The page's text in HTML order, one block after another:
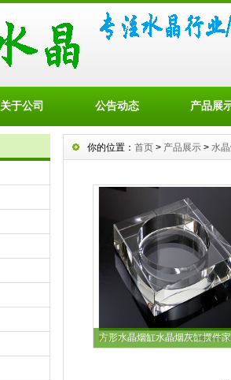
关于公司 公告动态 产品展
你的位置： 首页 > 产品展示 > 水
方形水晶烟缸水晶烟灰缸摆件